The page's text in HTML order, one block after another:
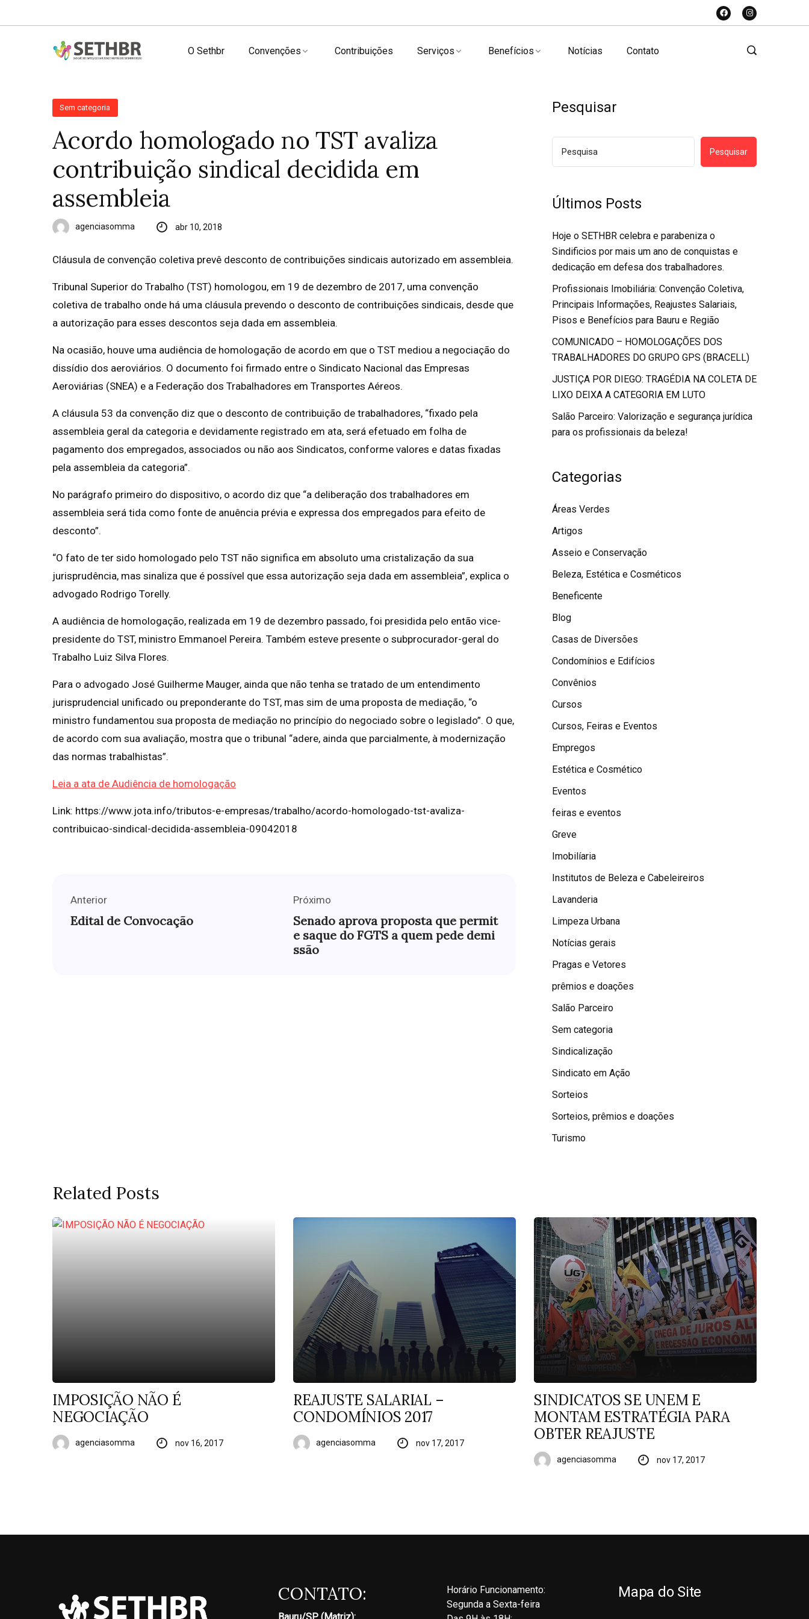
O Sethbr Convenções Contribuições Serviços Benefícios Notícias Contato
Sem categoria
Acordo homologado no TST avaliza
contribuição sindical decidida em
assembleia
agenciasomma abr 10, 2018
Cláusula de convenção coletiva prevê desconto de contribuições sindicais autorizado em assembleia.
Tribunal Superior do Trabalho (TST) homologou, em 19 de dezembro de 2017, uma convenção
coletiva de trabalho onde há uma cláusula prevendo o desconto de contribuições sindicais, desde que
a autorização para esses descontos seja dada em assembleia.
Na ocasião, houve uma audiência de homologação de acordo em que o TST mediou a negociação do
dissídio dos aeroviários. O documento foi firmado entre o Sindicato Nacional das Empresas
Aeroviárias (SNEA) e a Federação dos Trabalhadores em Transportes Aéreos.
A cláusula 53 da convenção diz que o desconto de contribuição de trabalhadores, “fixado pela
assembleia geral da categoria e devidamente registrado em ata, será efetuado em folha de
pagamento dos empregados, associados ou não aos Sindicatos, conforme valores e datas fixadas
pela assembleia da categoria”.
No parágrafo primeiro do dispositivo, o acordo diz que “a deliberação dos trabalhadores em
assembleia será tida como fonte de anuência prévia e expressa dos empregados para efeito de
desconto”.
“O fato de ter sido homologado pelo TST não significa em absoluto uma cristalização da sua
jurisprudência, mas sinaliza que é possível que essa autorização seja dada em assembleia”, explica o
advogado Rodrigo Torelly.
A audiência de homologação, realizada em 19 de dezembro passado, foi presidida pelo então vice-
presidente do TST, ministro Emmanoel Pereira. Também esteve presente o subprocurador-geral do
Trabalho Luiz Silva Flores.
Para o advogado José Guilherme Mauger, ainda que não tenha se tratado de um entendimento
jurisprudencial unificado ou preponderante do TST, mas sim de uma proposta de mediação, “o
ministro fundamentou sua proposta de mediação no princípio do negociado sobre o legislado”. O que,
de acordo com sua avaliação, mostra que o tribunal “adere, ainda que parcialmente, à modernização
das normas trabalhistas”.
Leia a ata de Audiência de homologação
Link: https://www.jota.info/tributos-e-empresas/trabalho/acordo-homologado-tst-avaliza-
contribuicao-sindical-decidida-assembleia-09042018
Anterior
Edital de Convocação
Próximo
Senado aprova proposta que permit
e saque do FGTS a quem pede demi
ssão
Pesquisar
Pesquisar
Últimos Posts
Hoje o SETHBR celebra e parabeniza o
Sindificios por mais um ano de conquistas e
dedicação em defesa dos trabalhadores.
Profissionais Imobiliária: Convenção Coletiva,
Principais Informações, Reajustes Salariais,
Pisos e Benefícios para Bauru e Região
COMUNICADO – HOMOLOGAÇÕES DOS
TRABALHADORES DO GRUPO GPS (BRACELL)
JUSTIÇA POR DIEGO: TRAGÉDIA NA COLETA DE
LIXO DEIXA A CATEGORIA EM LUTO
Salão Parceiro: Valorização e segurança jurídica
para os profissionais da beleza!
Categorias
Áreas Verdes
Artigos
Asseio e Conservação
Beleza, Estética e Cosméticos
Beneficente
Blog
Casas de Diversões
Condomínios e Edifícios
Convênios
Cursos
Cursos, Feiras e Eventos
Empregos
Estética e Cosmético
Eventos
feiras e eventos
Greve
Imobilíaria
Institutos de Beleza e Cabeleireiros
Lavanderia
Limpeza Urbana
Notícias gerais
Pragas e Vetores
prêmios e doações
Salão Parceiro
Sem categoria
Sindicalização
Sindicato em Ação
Sorteios
Sorteios, prêmios e doações
Turismo
Related Posts
IMPOSIÇÃO NÃO É
NEGOCIAÇÃO
agenciasomma nov 16, 2017
REAJUSTE SALARIAL –
CONDOMÍNIOS 2017
agenciasomma nov 17, 2017
SINDICATOS SE UNEM E
MONTAM ESTRATÉGIA PARA
OBTER REAJUSTE
agenciasomma nov 17, 2017
CONTATO:
Horário Funcionamento:
Segunda a Sexta-feira
Mapa do Site